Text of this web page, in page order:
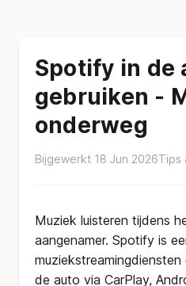
Spotify in de
gebruiken -
onderweg
Bijgewerkt 18 Jun 2026Tips
Muziek luisteren tijdens
aangenamer. Spotify is
de auto via CarPlay,